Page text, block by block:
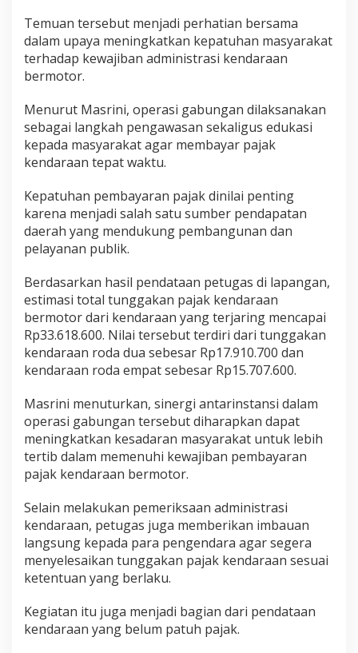
Temuan tersebut menjadi perhatian bersama
dalam upaya meningkatkan kepatuhan masyarakat
terhadap kewajiban administrasi kendaraan
bermotor.
Menurut Masrini, operasi gabungan dilaksanakan
sebagai langkah pengawasan sekaligus edukasi
kepada masyarakat agar membayar pajak
kendaraan tepat waktu.
Kepatuhan pembayaran pajak dinilai penting
karena menjadi salah satu sumber pendapatan
daerah yang mendukung pembangunan dan
pelayanan publik.
Berdasarkan hasil pendataan petugas di lapangan,
estimasi total tunggakan pajak kendaraan
bermotor dari kendaraan yang terjaring mencapai
Rp33.618.600. Nilai tersebut terdiri dari tunggakan
kendaraan roda dua sebesar Rp17.910.700 dan
kendaraan roda empat sebesar Rp15.707.600.
Masrini menuturkan, sinergi antarinstansi dalam
operasi gabungan tersebut diharapkan dapat
meningkatkan kesadaran masyarakat untuk lebih
tertib dalam memenuhi kewajiban pembayaran
pajak kendaraan bermotor.
Selain melakukan pemeriksaan administrasi
kendaraan, petugas juga memberikan imbauan
langsung kepada para pengendara agar segera
menyelesaikan tunggakan pajak kendaraan sesuai
ketentuan yang berlaku.
Kegiatan itu juga menjadi bagian dari pendataan
kendaraan yang belum patuh pajak.